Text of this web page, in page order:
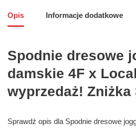
Opis Informacje dodatkowe
Spodnie dresowe
damskie 4F x
wyprzedaż! Zniżka
Sprawdź opis dla Spodnie dresowe